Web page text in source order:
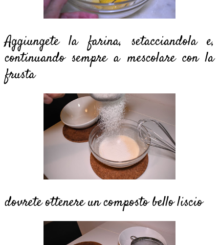
Aggiungete la farina, setacciandola e,
continuando sempre a mescolare con la
frusta
dovrete ottenere un composto bello liscio